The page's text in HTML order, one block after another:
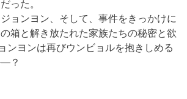
った。
ョンヨン、そして、事件をきっかけに
箱と解き放たれた家族たちの秘密と欲
ンヨンは再びウンビョルを抱きしめる
？